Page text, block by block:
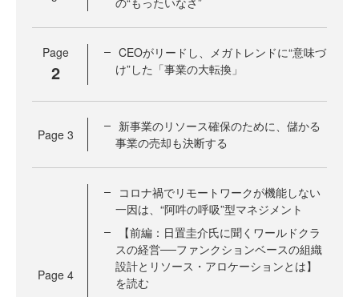
Page
2
CEOがリードし、メガトレンドに“意味づ
け”した「事業の大転換」
Page 3
新事業のリソース確保のために、儲かる
事業の売却も決断する
Page 4
コロナ禍でリモートワークが機能しない
一因は、“阿吽の呼吸”型マネジメント
【前編：日置圭介氏に聞くワールドクラ
スの経営──ファンクションベースの組織
設計とリソース・アロケーションとは】
を読む